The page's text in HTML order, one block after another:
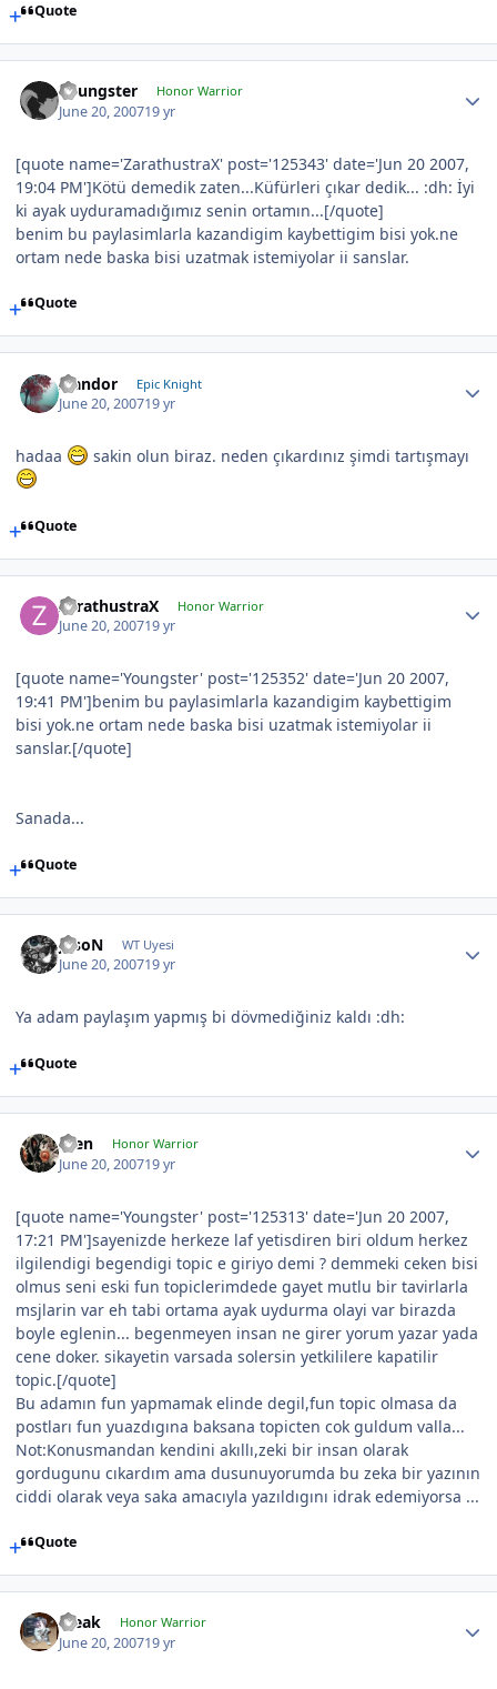
Quote
Youngster Honor Warrior
June 20, 200719 yr
[quote name='ZarathustraX' post='125343' date='Jun 20 2007,
19:04 PM']Kötü demedik zaten...Küfürleri çıkar dedik... :dh: İyi
ki ayak uyduramadığımız senin ortamın...[/quote]
benim bu paylasimlarla kazandigim kaybettigim bisi yok.ne
ortam nede baska bisi uzatmak istemiyolar ii sanslar.
Quote
Isandor Epic Knight
June 20, 200719 yr
hadaa sakin olun biraz. neden çıkardınız şimdi tartışmayı
Quote
ZarathustraX Honor Warrior
June 20, 200719 yr
[quote name='Youngster' post='125352' date='Jun 20 2007,
19:41 PM']benim bu paylasimlarla kazandigim kaybettigim
bisi yok.ne ortam nede baska bisi uzatmak istemiyolar ii
sanslar.[/quote]
Sanada...
Quote
JasoN WT Uyesi
June 20, 200719 yr
Ya adam paylaşım yapmış bi dövmediğiniz kaldı :dh:
Quote
scen Honor Warrior
June 20, 200719 yr
[quote name='Youngster' post='125313' date='Jun 20 2007,
17:21 PM']sayenizde herkeze laf yetisdiren biri oldum herkez
ilgilendigi begendigi topic e giriyo demi ? demmeki ceken bisi
olmus seni eski fun topiclerimdede gayet mutlu bir tavirlarla
msjlarin var eh tabi ortama ayak uydurma olayi var birazda
boyle eglenin... begenmeyen insan ne girer yorum yazar yada
cene doker. sikayetin varsada solersin yetkililere kapatilir
topic.[/quote]
Bu adamın fun yapmamak elinde degil,fun topic olmasa da
postları fun yuazdıgına baksana topicten cok guldum valla...
Not:Konusmandan kendini akıllı,zeki bir insan olarak
gordugunu cıkardım ama dusunuyorumda bu zeka bir yazının
ciddi olarak veya saka amacıyla yazıldıgını idrak edemiyorsa ...
Quote
Bleak Honor Warrior
June 20, 200719 yr